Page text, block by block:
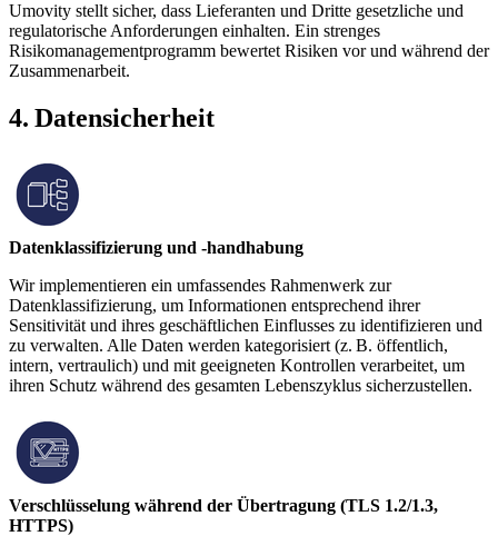
Umovity stellt sicher, dass Lieferanten und Dritte gesetzliche und
regulatorische Anforderungen einhalten. Ein strenges
Risikomanagementprogramm bewertet Risiken vor und während der
Zusammenarbeit.
4. Datensicherheit
Datenklassifizierung und -handhabung
Wir implementieren ein umfassendes Rahmenwerk zur
Datenklassifizierung, um Informationen entsprechend ihrer
Sensitivität und ihres geschäftlichen Einflusses zu identifizieren und
zu verwalten. Alle Daten werden kategorisiert (z. B. öffentlich,
intern, vertraulich) und mit geeigneten Kontrollen verarbeitet, um
ihren Schutz während des gesamten Lebenszyklus sicherzustellen.
Verschlüsselung während der Übertragung (TLS 1.2/1.3,
HTTPS)